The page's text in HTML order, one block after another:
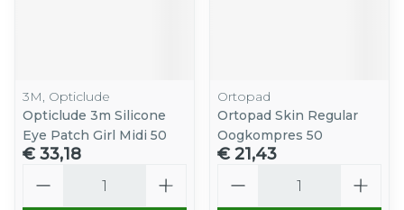
3M, Opticlude
Opticlude 3m Silicone
Eye Patch Girl Midi 50
€ 33,18
Ortopad
Ortopad Skin Regular
Oogkompres 50
€ 21,43